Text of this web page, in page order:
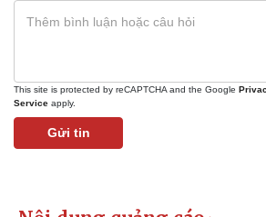
This site is protected by reCAPTCHA and the Google
Service apply.
Gửi tin